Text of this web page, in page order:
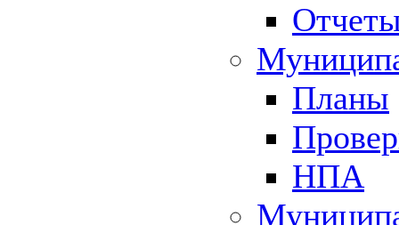
Планы
НПА